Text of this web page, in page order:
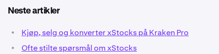
2 Trykk påmenneskeikonet
Neste artikler
• Kjøp, selg og konverter xStocks på Kraken Pro
• Ofte stilte spørsmål om xStocks